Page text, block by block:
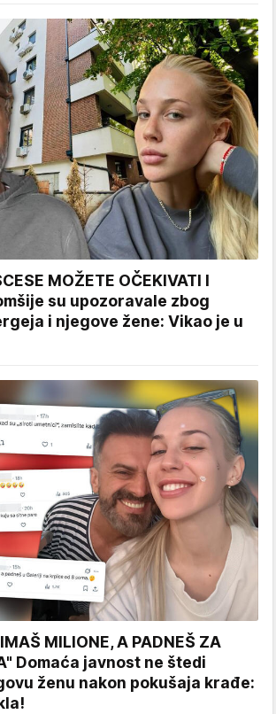
MOŽETE OČEKIVATI I
su upozoravale zbog
i njegove žene: Vikao je u
MILIONE, A PADNEŠ ZA
Domaća javnost ne štedi
ženu nakon pokušaja krađe: